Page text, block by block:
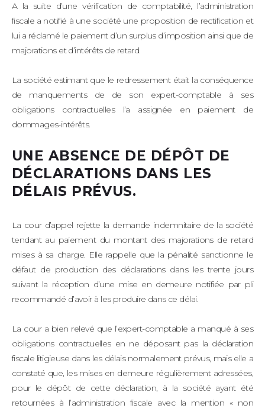
A la suite d’une vérification de comptabilité, l’administration
fiscale a notifié à une société une proposition de rectification et
lui a réclamé le paiement d’un surplus d’imposition ainsi que de
majorations et d’intérêts de retard.
La société estimant que le redressement était la conséquence
de manquements de de son expert-comptable à ses
obligations contractuelles l’a assignée en paiement de
dommages-intérêts.
UNE ABSENCE DE DÉPÔT DE
DÉCLARATIONS DANS LES
DÉLAIS PRÉVUS.
La cour d’appel rejette la demande indemnitaire de la société
tendant au paiement du montant des majorations de retard
mises à sa charge. Elle rappelle que la pénalité sanctionne le
défaut de production des déclarations dans les trente jours
suivant la réception d’une mise en demeure notifiée par pli
recommandé d’avoir à les produire dans ce délai.
La cour a bien relevé que l’expert-comptable a manqué à ses
obligations contractuelles en ne déposant pas la déclaration
fiscale litigieuse dans les délais normalement prévus, mais elle a
constaté que, les mises en demeure régulièrement adressées,
pour le dépôt de cette déclaration, à la société ayant été
retournées à l’administration fiscale avec la mention « non